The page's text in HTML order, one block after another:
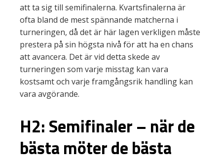
att ta sig till semifinalerna. Kvartsfinalerna är
ofta bland de mest spännande matcherna i
turneringen, då det är här lagen verkligen måste
prestera på sin högsta nivå för att ha en chans
att avancera. Det är vid detta skede av
turneringen som varje misstag kan vara
kostsamt och varje framgångsrik handling kan
vara avgörande.
H2: Semifinaler – när de
bästa möter de bästa